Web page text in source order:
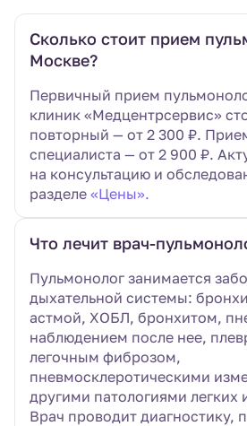
Сколько стоит прием
Москве?
Первичный прием
клиник «Медцентрсервис»
повторный — от 2 300 ₽.
специалиста — от 2 900 ₽.
на консультацию и
разделе «Цены».
Что лечит врач-
Пульмонолог занимается
дыхательной системы:
астмой, ХОБЛ, бронхитом,
наблюдением после нее,
легочным фиброзом,
пневмосклеротическими
другими патологиями легких
Врач проводит диагностику,